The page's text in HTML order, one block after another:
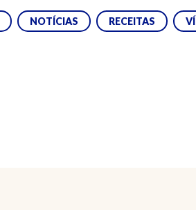
NOTÍCIAS RECEITAS